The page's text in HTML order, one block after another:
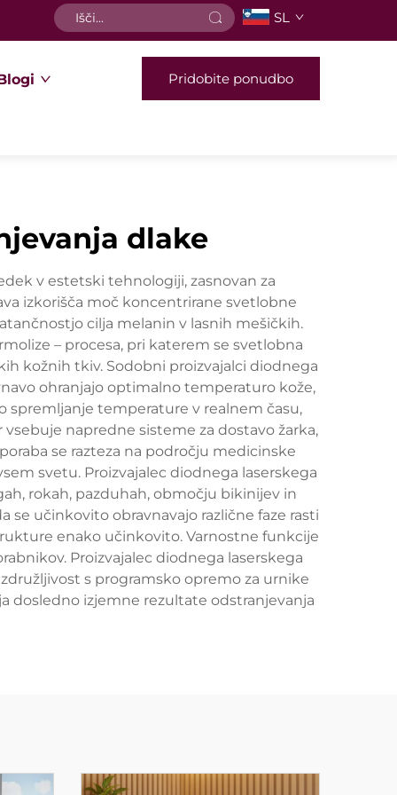
SL
Pridobite ponudbo
dlake
v estetski tehnologiji, zasnovan za
izkorišča moč koncentrirane svetlobne
cilja melanin v lasnih mešičkih.
– procesa, pri katerem se svetlobna
kožnih tkiv. Sodobni proizvajalci diodnega
ohranjajo optimalno temperaturo kože,
spremljanje temperature v realnem času,
napredne sisteme za dostavo žarka,
se razteza na področju medicinske
svetu. Proizvajalec diodnega laserskega
rokah, pazduhah, območju bikinijev in
se učinkovito obravnavajo različne faze rasti
enako učinkovito. Varnostne funkcije
Proizvajalec diodnega laserskega
s programsko opremo za urnike
dosledno izjemne rezultate odstranjevanja